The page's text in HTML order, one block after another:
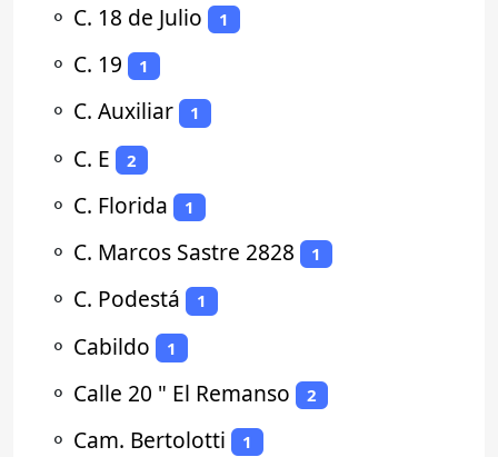
⚬ C. 18 de Julio 1
⚬ C. 19 1
⚬ C. Auxiliar 1
⚬ C. E 2
⚬ C. Florida 1
⚬ C. Marcos Sastre 2828 1
⚬ C. Podestá 1
⚬ Cabildo 1
⚬ Calle 20 " El Remanso 2
⚬ Cam. Bertolotti 1